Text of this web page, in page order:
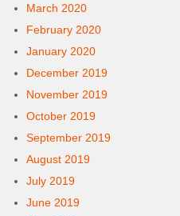
March 2020
February 2020
January 2020
December 2019
November 2019
October 2019
September 2019
August 2019
July 2019
June 2019